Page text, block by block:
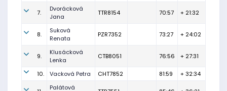
7.
Dvorácková
Jana
TTR8154 70:57 + 21:32
8.
Suková
Renata
PZR7352 73:27 + 24:02
9.
Klusácková
Lenka
CTB8051 76:56 + 27:31
10. Vacková Petra CHT7852 81:59 + 32:34
Palátová